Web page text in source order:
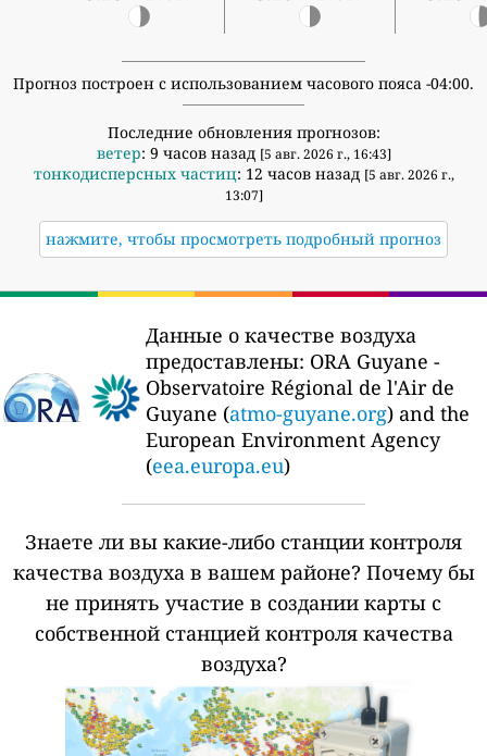
Прогноз построен с использованием часового пояса -04:00.
Последние обновления прогнозов:
ветер: 9 часов назад [5 авг. 2026 г., 16:43]
тонкодисперсных частиц: 12 часов назад [5 авг. 2026 г.,
13:07]
нажмите, чтобы просмотреть подробный прогноз
Данные о качестве воздуха
предоставлены: ORA Guyane -
Observatoire Régional de l'Air de
Guyane (atmo-guyane.org) and the
European Environment Agency
(eea.europa.eu)
Знаете ли вы какие-либо станции контроля
качества воздуха в вашем районе? Почему бы
не принять участие в создании карты с
собственной станцией контроля качества
воздуха?